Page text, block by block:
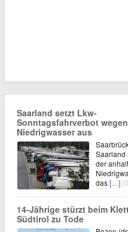
Saarland setzt Lkw-
Sonntagsfahrverbot wegen
Niedrigwasser aus
Saarland
der
das[…]
14-Jährige stürzt beim
Südtirol zu Tode